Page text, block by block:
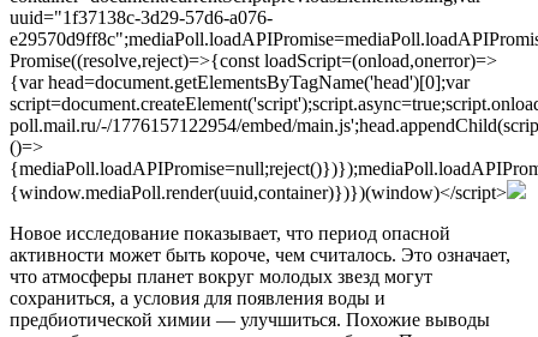
uuid="1f37138c-3d29-57d6-a076-
Promise((resolve,reject)=>{const loadScript=(onload,onerror)=>
{var head=document.getElementsByTagName('head')[0];var
poll.mail.ru/-/1776157122954/embed/
()=>
{window.mediaPoll.render(uuid,container)})})(window)</script>
Новое исследование показывает, что период опасной
активности может быть короче, чем считалось. Это означает,
что атмосферы планет вокруг молодых звезд могут
сохраниться, а условия для появления воды и
предбиотической химии — улучшиться. Похожие выводы